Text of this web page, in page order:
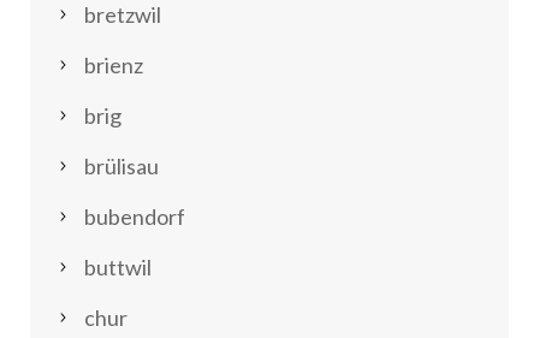
bretzwil
brienz
brig
brülisau
bubendorf
buttwil
chur